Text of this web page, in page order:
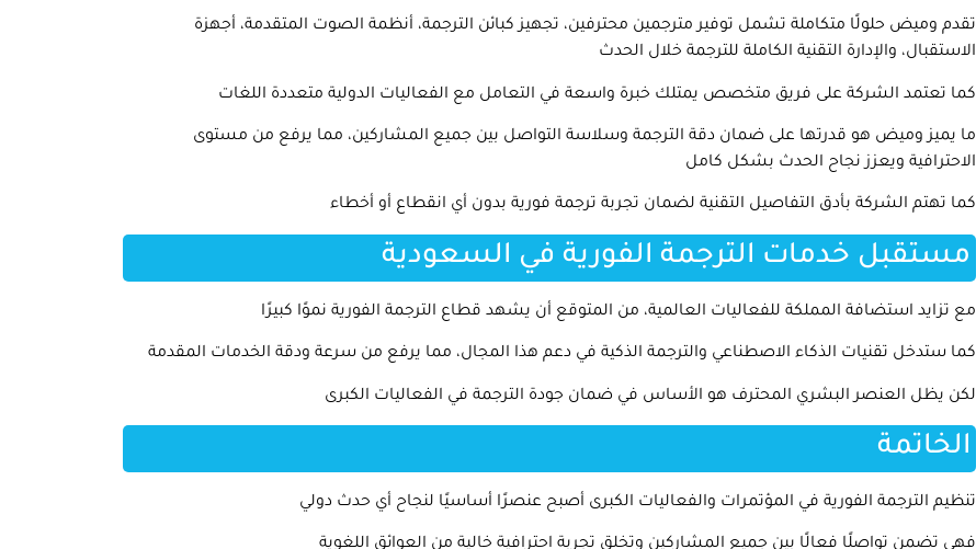
تقدم وميض حلولًا متكاملة تشمل توفير مترجمين محترفين، تجهيز كبائن الترجمة، أنظمة الصوت المتقدمة، أجهزة
الاستقبال، والإدارة التقنية الكاملة للترجمة خلال الحدث
كما تعتمد الشركة على فريق متخصص يمتلك خبرة واسعة في التعامل مع الفعاليات الدولية متعددة اللغات
ما يميز وميض هو قدرتها على ضمان دقة الترجمة وسلاسة التواصل بين جميع المشاركين، مما يرفع من مستوى
الاحترافية ويعزز نجاح الحدث بشكل كامل
كما تهتم الشركة بأدق التفاصيل التقنية لضمان تجربة ترجمة فورية بدون أي انقطاع أو أخطاء
مستقبل خدمات الترجمة الفورية في السعودية
مع تزايد استضافة المملكة للفعاليات العالمية، من المتوقع أن يشهد قطاع الترجمة الفورية نموًا كبيرًا
كما ستدخل تقنيات الذكاء الاصطناعي والترجمة الذكية في دعم هذا المجال، مما يرفع من سرعة ودقة الخدمات المقدمة
لكن يظل العنصر البشري المحترف هو الأساس في ضمان جودة الترجمة في الفعاليات الكبرى
الخاتمة
تنظيم الترجمة الفورية في المؤتمرات والفعاليات الكبرى أصبح عنصرًا أساسيًا لنجاح أي حدث دولي
فهي تضمن تواصلًا فعالًا بين جميع المشاركين وتخلق تجربة احترافية خالية من العوائق اللغوية